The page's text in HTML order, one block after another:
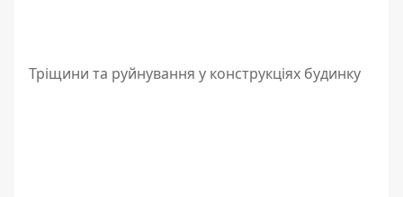
Тріщини та руйнування у конструкціях будинку